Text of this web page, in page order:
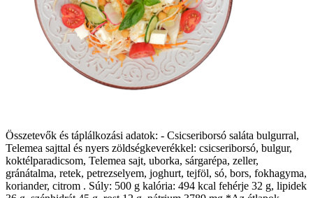
Összetevők és táplálkozási adatok: - Csicseriborsó saláta bulgurral,
Telemea sajttal és nyers zöldségkeverékkel: csicseriborsó, bulgur,
koktélparadicsom, Telemea sajt, uborka, sárgarépa, zeller,
gránátalma, retek, petrezselyem, joghurt, tejföl, só, bors, fokhagyma,
koriander, citrom . Súly: 500 g kalória: 494 kcal fehérje 32 g, lipidek